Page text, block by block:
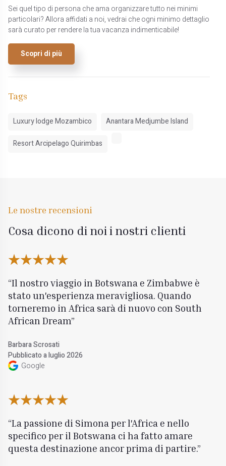
Sei quel tipo di persona che ama organizzare tutto nei minimi
particolari? Allora affidati a noi, vedrai che ogni minimo dettaglio
sarà curato per rendere la tua vacanza indimenticabile!
Scopri di più
Tags
Luxury lodge Mozambico Anantara Medjumbe Island
Resort Arcipelago Quirimbas
Le nostre recensioni
Cosa dicono di noi i nostri clienti
Il nostro viaggio in Botswana e Zimbabwe è
stato un'esperienza meravigliosa. Quando
torneremo in Africa sarà di nuovo con South
African Dream
Barbara Scrosati
Pubblicato a luglio 2026
Google
La passione di Simona per l'Africa e nello
specifico per il Botswana ci ha fatto amare
questa destinazione ancor prima di partire.